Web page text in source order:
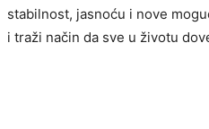
stabilnost, jasnoću i nove
i traži način da sve u životu